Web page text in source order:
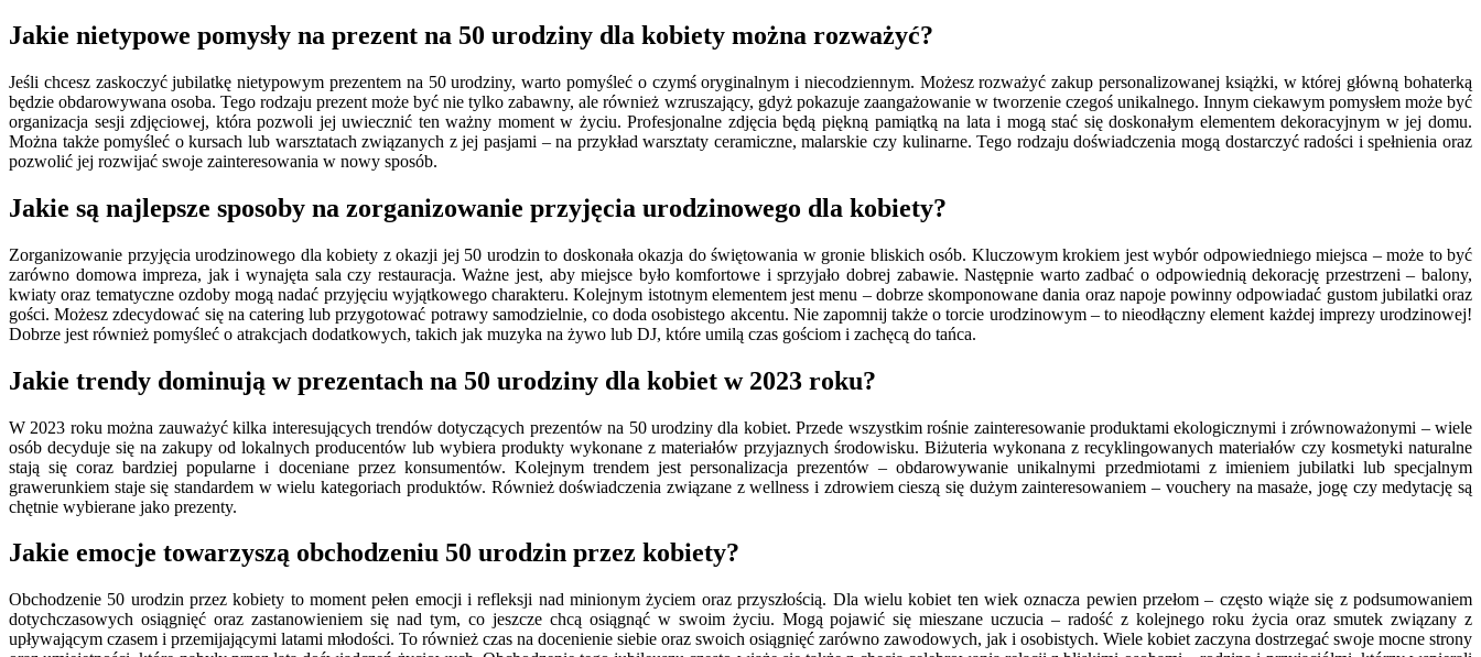
Jakie nietypowe pomysły na prezent na 50 urodziny dla kobiety można rozważyć?
Jeśli chcesz zaskoczyć jubilatkę nietypowym prezentem na 50 urodziny, warto pomyśleć o czymś oryginalnym i niecodziennym. Możesz rozważyć zakup personalizowanej książki, w której główną bohaterką
będzie obdarowywana osoba. Tego rodzaju prezent może być nie tylko zabawny, ale również wzruszający, gdyż pokazuje zaangażowanie w tworzenie czegoś unikalnego. Innym ciekawym pomysłem może być
organizacja sesji zdjęciowej, która pozwoli jej uwiecznić ten ważny moment w życiu. Profesjonalne zdjęcia będą piękną pamiątką na lata i mogą stać się doskonałym elementem dekoracyjnym w jej domu.
Można także pomyśleć o kursach lub warsztatach związanych z jej pasjami – na przykład warsztaty ceramiczne, malarskie czy kulinarne. Tego rodzaju doświadczenia mogą dostarczyć radości i spełnienia oraz
pozwolić jej rozwijać swoje zainteresowania w nowy sposób.
Jakie są najlepsze sposoby na zorganizowanie przyjęcia urodzinowego dla kobiety?
Zorganizowanie przyjęcia urodzinowego dla kobiety z okazji jej 50 urodzin to doskonała okazja do świętowania w gronie bliskich osób. Kluczowym krokiem jest wybór odpowiedniego miejsca – może to być
zarówno domowa impreza, jak i wynajęta sala czy restauracja. Ważne jest, aby miejsce było komfortowe i sprzyjało dobrej zabawie. Następnie warto zadbać o odpowiednią dekorację przestrzeni – balony,
kwiaty oraz tematyczne ozdoby mogą nadać przyjęciu wyjątkowego charakteru. Kolejnym istotnym elementem jest menu – dobrze skomponowane dania oraz napoje powinny odpowiadać gustom jubilatki oraz
gości. Możesz zdecydować się na catering lub przygotować potrawy samodzielnie, co doda osobistego akcentu. Nie zapomnij także o torcie urodzinowym – to nieodłączny element każdej imprezy urodzinowej!
Dobrze jest również pomyśleć o atrakcjach dodatkowych, takich jak muzyka na żywo lub DJ, które umilą czas gościom i zachęcą do tańca.
Jakie trendy dominują w prezentach na 50 urodziny dla kobiet w 2023 roku?
W 2023 roku można zauważyć kilka interesujących trendów dotyczących prezentów na 50 urodziny dla kobiet. Przede wszystkim rośnie zainteresowanie produktami ekologicznymi i zrównoważonymi – wiele
osób decyduje się na zakupy od lokalnych producentów lub wybiera produkty wykonane z materiałów przyjaznych środowisku. Biżuteria wykonana z recyklingowanych materiałów czy kosmetyki naturalne
stają się coraz bardziej popularne i doceniane przez konsumentów. Kolejnym trendem jest personalizacja prezentów – obdarowywanie unikalnymi przedmiotami z imieniem jubilatki lub specjalnym
grawerunkiem staje się standardem w wielu kategoriach produktów. Również doświadczenia związane z wellness i zdrowiem cieszą się dużym zainteresowaniem – vouchery na masaże, jogę czy medytację są
chętnie wybierane jako prezenty.
Jakie emocje towarzyszą obchodzeniu 50 urodzin przez kobiety?
Obchodzenie 50 urodzin przez kobiety to moment pełen emocji i refleksji nad minionym życiem oraz przyszłością. Dla wielu kobiet ten wiek oznacza pewien przełom – często wiąże się z podsumowaniem
dotychczasowych osiągnięć oraz zastanowieniem się nad tym, co jeszcze chcą osiągnąć w swoim życiu. Mogą pojawić się mieszane uczucia – radość z kolejnego roku życia oraz smutek związany z
upływającym czasem i przemijającymi latami młodości. To również czas na docenienie siebie oraz swoich osiągnięć zarówno zawodowych, jak i osobistych. Wiele kobiet zaczyna dostrzegać swoje mocne strony